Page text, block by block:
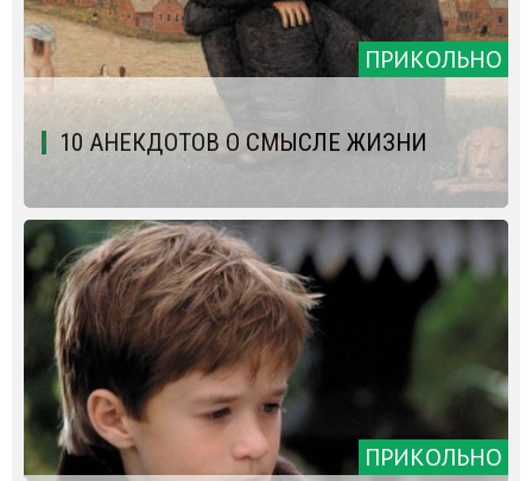
ПРИКОЛЬНО
10 АНЕКДОТОВ О СМЫСЛЕ ЖИЗНИ
ПРИКОЛЬНО